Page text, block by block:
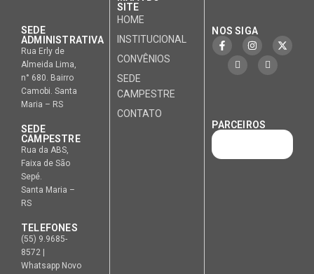
SEDE
ADMINISTRATIVA
Rua Erly de
Almeida Lima,
n° 680. Bairro
Camobi. Santa
Maria – RS
SEDE
CAMPESTRE
Rua da ABS,
Faixa de São
Sepé.
Santa Maria –
RS
TELEFONES
(55) 9.9685-
8572 |
Whatsapp Novo
SITE
HOME
INSTITUCIONAL
CONVÊNIOS
SEDE
CAMPESTRE
CONTATO
NOS SIGA
PARCEIROS